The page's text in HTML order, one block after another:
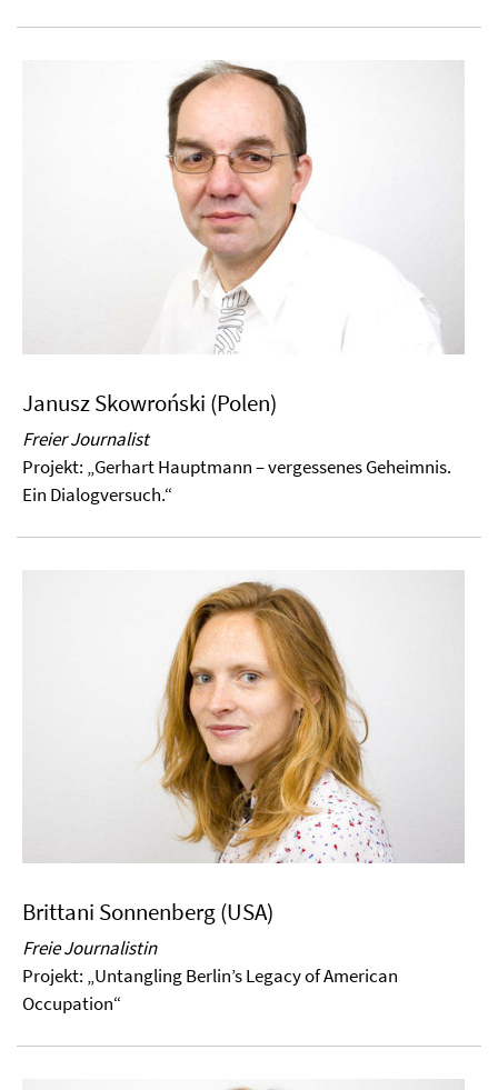
Janusz Skowroński (Polen)
Freier Journalist
Projekt: „Gerhart Hauptmann – vergessenes Geheimnis.
Ein Dialogversuch.“
Brittani Sonnenberg (USA)
Freie Journalistin
Projekt: „UntanglingBerlin’s Legacy of American
Occupation“